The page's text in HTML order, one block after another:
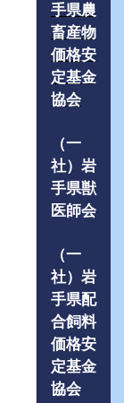
手県農
畜産物
価格安
定基金
協会
（一
社）岩
手県獣
医師会
（一
社）岩
手県配
合飼料
価格安
定基金
協会